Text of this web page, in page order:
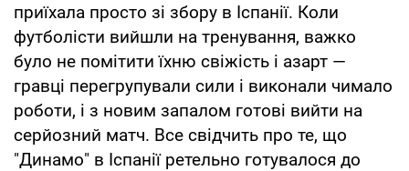
приїхала просто зі збору в Іспанії. Коли
футболісти вийшли на тренування, важко
було не помітити їхню свіжість і азарт —
гравці перегрупували сили і виконали чимало
роботи, і з новим запалом готові вийти на
серйозний матч. Все свідчить про те, що
"Динамо" в Іспанії ретельно готувалося до